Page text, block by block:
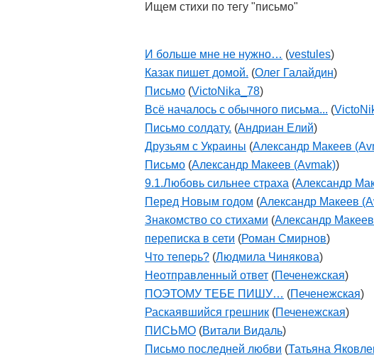
Ищем стихи по тегу "письмо"
И больше мне не нужно… (vestules)
Казак пишет домой. (Олег Галайдин)
Письмо (VictoNika_78)
Всё началось с обычного письма... (
Письмо солдату. (Андриан Елий)
Друзьям с Украины (Александр Макеев
Письмо (Александр Макеев (Avmak))
9.1.Любовь сильнее страха (Александр
Перед Новым годом (Александр Макеев
Знакомство со стихами (Александр
переписка в сети (Роман Смирнов)
Что теперь? (Людмила Чинякова)
Неотправленный ответ (Печенежская)
ПОЭТОМУ ТЕБЕ ПИШУ… (Печенежская)
Раскаявшийся грешник (Печенежская)
ПИСЬМО (Витали Видаль)
Письмо последней любви (Татьяна